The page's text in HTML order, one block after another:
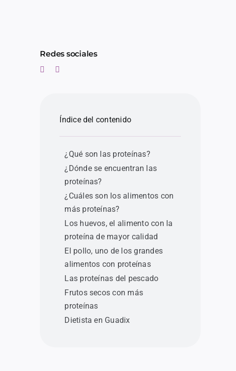
Redes sociales
Índice del contenido
¿Qué son las proteínas?
¿Dónde se encuentran las
proteínas?
¿Cuáles son los alimentos con
más proteínas?
Los huevos, el alimento con la
proteína de mayor calidad
El pollo, uno de los grandes
alimentos con proteínas
Las proteínas del pescado
Frutos secos con más
proteínas
Dietista en Guadix